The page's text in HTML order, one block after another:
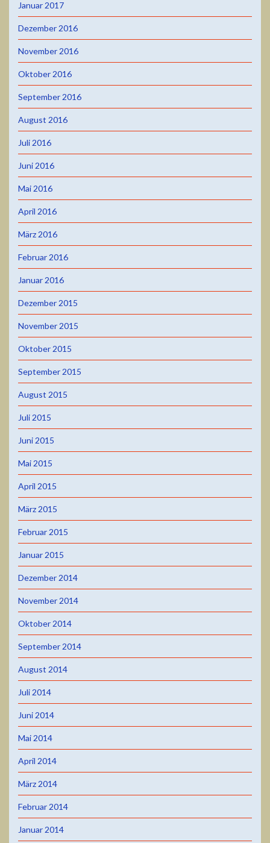
Januar 2017
Dezember 2016
November 2016
Oktober 2016
September 2016
August 2016
Juli 2016
Juni 2016
Mai 2016
April 2016
März 2016
Februar 2016
Januar 2016
Dezember 2015
November 2015
Oktober 2015
September 2015
August 2015
Juli 2015
Juni 2015
Mai 2015
April 2015
März 2015
Februar 2015
Januar 2015
Dezember 2014
November 2014
Oktober 2014
September 2014
August 2014
Juli 2014
Juni 2014
Mai 2014
April 2014
März 2014
Februar 2014
Januar 2014